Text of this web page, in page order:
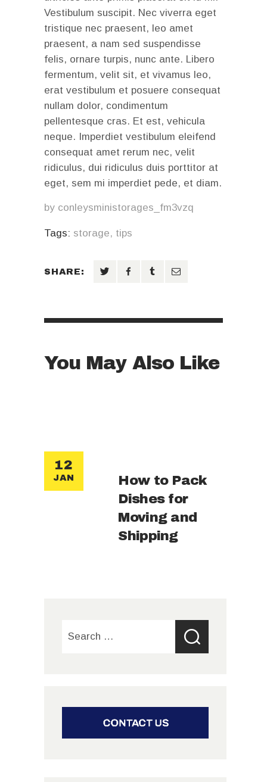
Vestibulum suscipit. Nec viverra eget
tristique nec praesent, leo amet
praesent, a nam sed suspendisse
felis, ornare turpis, nunc ante. Libero
fermentum, velit sit, et vivamus leo,
erat vestibulum et posuere consequat
nullam dolor, condimentum
pellentesque cras. Et est, vehicula
neque. Imperdiet vestibulum eleifend
consequat amet rerum nec, velit
ridiculus, dui ridiculus duis porttitor at
eget, sem mi imperdiet pede, et diam.
by conleysministorages_fm3vzq
Tags: storage, tips
SHARE:
You May Also Like
12
JAN
How to Pack
Dishes for
Moving and
Shipping
for: